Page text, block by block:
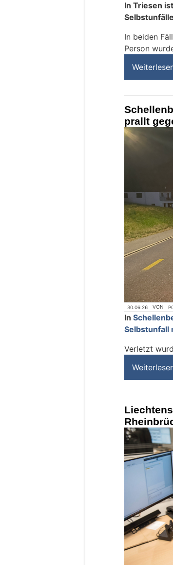
In Triesen
In beiden
Person
prallt
30.06.26 VON
In
Selbstunfall
Verletzt